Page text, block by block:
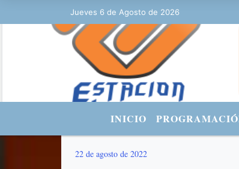
Jueves 6 de Agosto de 2026
Hoy es Jueves 6 de Agosto de
INICIO
22 de agosto de 2022